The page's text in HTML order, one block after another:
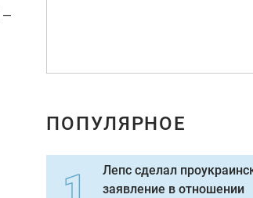
‒
ПОПУЛЯРНОЕ
Лепс сделал
заявление в отношении